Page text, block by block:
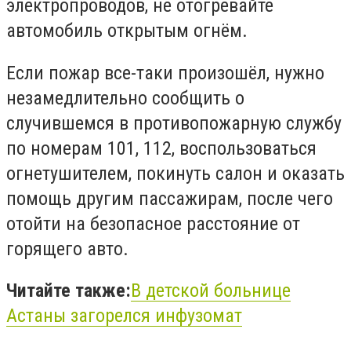
электропроводов, не отогревайте
автомобиль открытым огнём.
Если пожар все-таки произошёл, нужно
незамедлительно сообщить о
случившемся в противопожарную службу
по номерам 101, 112, воспользоваться
огнетушителем, покинуть салон и оказать
помощь другим пассажирам, после чего
отойти на безопасное расстояние от
горящего авто.
Читайте также:В детской больнице
Астаны загорелся инфузомат